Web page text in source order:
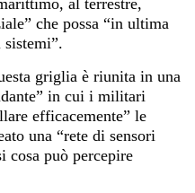
al terrestre,
che possa “in ultima
sistemi”.
griglia è riunita in una
in cui i militari
efficacemente” le
una “rete di sensori
può percepire